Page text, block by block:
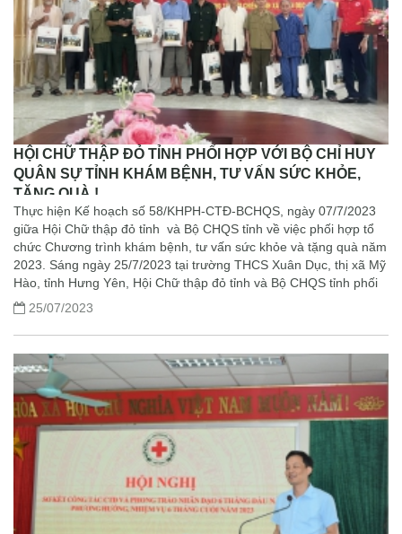
HỘI CHỮ THẬP ĐỎ TỈNH PHỐI HỢP VỚI BỘ CHỈ HUY
QUÂN SỰ TỈNH KHÁM BỆNH, TƯ VẤN SỨC KHỎE,
TẶNG QUÀ !
Thực hiện Kế hoạch số 58/KHPH-CTĐ-BCHQS, ngày 07/7/2023
giữa Hội Chữ thập đỏ tỉnh và Bộ CHQS tỉnh về việc phối hợp tổ
chức Chương trình khám bệnh, tư vấn sức khỏe và tặng quà năm
2023. Sáng ngày 25/7/2023 tại trường THCS Xuân Dục, thị xã Mỹ
Hào, tỉnh Hưng Yên, Hội Chữ thập đỏ tỉnh và Bộ CHQS tỉnh phối
25/07/2023